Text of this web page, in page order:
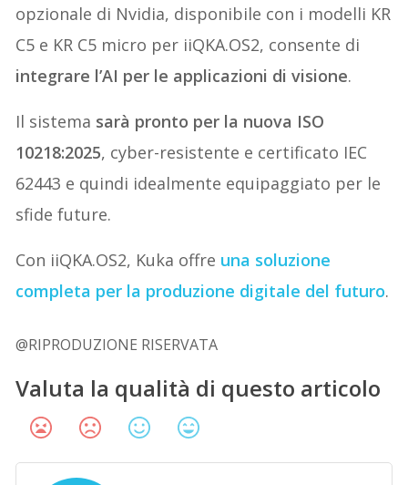
opzionale di Nvidia, disponibile con i modelli KR
C5 e KR C5 micro per iiQKA.OS2, consente di
integrare l’AI per le applicazioni di visione.
Il sistema sarà pronto per la nuova ISO
10218:2025, cyber-resistente e certificato IEC
62443 e quindi idealmente equipaggiato per le
sfide future.
Con iiQKA.OS2, Kuka offre una soluzione
completa per la produzione digitale del futuro.
@RIPRODUZIONE RISERVATA
Valuta la qualità di questo articolo